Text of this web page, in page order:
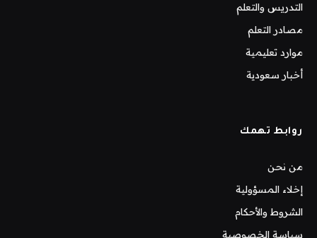
التدريس والتعلم
مصادر التعلم
موارد تعليمية
أخبار سعودية
روابط تهمك
من نحن
إخلاء المسؤولية
الشروط والأحكام
سياسة الخصوصية